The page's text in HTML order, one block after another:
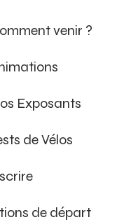
venir ?
Exposants
de Vélos
de départ
Portes du
et de
Portes du
franco-
Champéry,
Les Gets,
Saint-
- Les